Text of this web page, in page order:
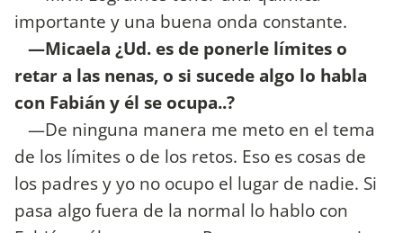
importante y una buena onda constante.
—Micaela ¿Ud. es de ponerle límites o
retar a las nenas, o si sucede algo lo habla
con Fabián y él se ocupa..?
—De ninguna manera me meto en el tema
de los límites o de los retos. Eso es cosas de
los padres y yo no ocupo el lugar de nadie. Si
pasa algo fuera de la normal lo hablo con